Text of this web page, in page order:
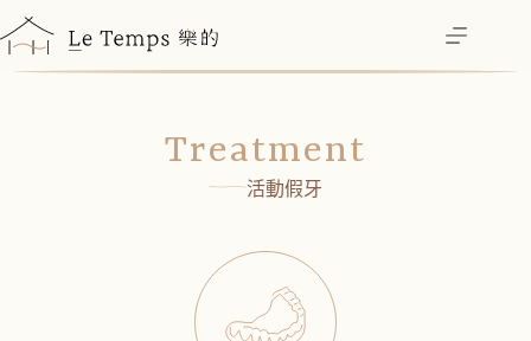
至
主
Treatment
活動假牙